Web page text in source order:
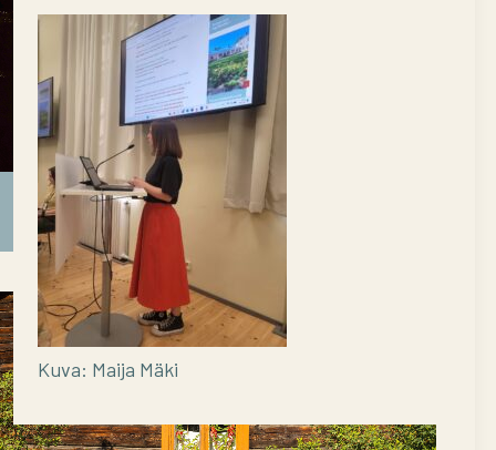
Uusi kekrilähettiläs John Björkman
Kuva: Maija Mäki